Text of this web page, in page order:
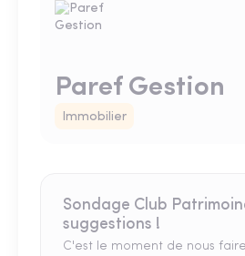
Paref Gestion
Immobilier
Sondage Club
suggestions !
C'est le moment de nous